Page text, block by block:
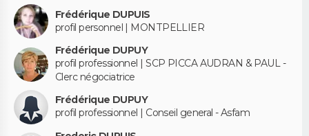
Frédérique DUPUIS
profil personnel | MONTPELLIER
Frédérique DUPUY
profil professionnel | SCP PICCA AUDRAN & PAUL -
Clerc négociatrice
Frédérique DUPUY
profil professionnel | Conseil general - Asfam